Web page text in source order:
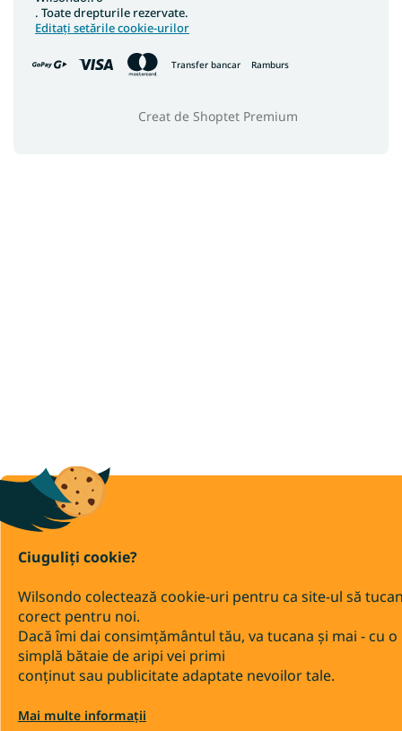
Ciuguliți cookie?
Wilsondo colectează cookie-uri pentru ca site-ul să
corect pentru noi.
Dacă îmi dai consimțământul tău, va tucana și mai - cu o
simplă bătaie de aripi vei primi
conținut sau publicitate adaptate nevoilor tale.
Mai multe informații
Transfer bancar Ramburs
Creat de Shoptet Premium
. Toate drepturile rezervate.
Editați setările cookie-urilor